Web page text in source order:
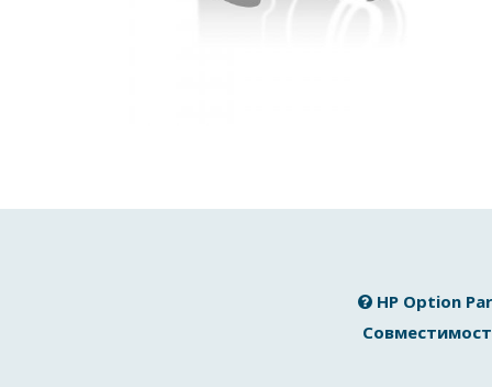
HP Option